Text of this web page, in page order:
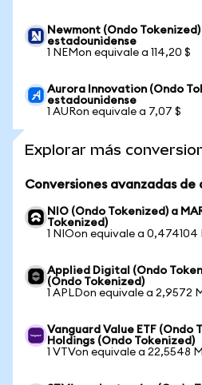
Newmont (Ondo
estadounidense
1 NEMon equivale a 114,20 $
Aurora Innovation (Ondo
estadounidense
1 AURon equivale a 7,07 $
Explorar más
Conversiones avanzadas de
NIO (Ondo Tokenized) a
Tokenized)
1 NIOon equivale a 0,474104
Applied Digital (Ondo
(Ondo Tokenized)
1 APLDon equivale a 2,9572
Vanguard Value ETF (Ondo
Holdings (Ondo Tokenized)
1 VTVon equivale a 22,5548